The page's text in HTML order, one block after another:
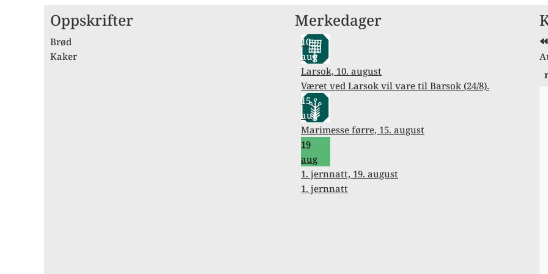
Oppskrifter
Brød
Kaker
Merkedager
10
aug
Larsok, 10. august
Været ved Larsok vil vare til Barsok (24/8).
15
aug
Marimesse førre, 15. august
19
aug
1. jernnatt, 19. august
1. jernnatt
år